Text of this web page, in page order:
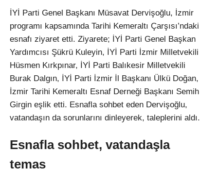
TikTok
İYİ Parti Genel Başkanı Müsavat Dervişoğlu, İzmir
programı kapsamında Tarihi Kemeraltı Çarşısı’ndaki
esnafı ziyaret etti. Ziyarete; İYİ Parti Genel Başkan
Yardımcısı Şükrü Kuleyin, İYİ Parti İzmir Milletvekili
Hüsmen Kırkpınar, İYİ Parti Balıkesir Milletvekili
Burak Dalgın, İYİ Parti İzmir İl Başkanı Ülkü Doğan,
İzmir Tarihi Kemeraltı Esnaf Derneği Başkanı Semih
Girgin eşlik etti. Esnafla sohbet eden Dervişoğlu,
vatandaşın da sorunlarını dinleyerek, taleplerini aldı.
Esnafla sohbet, vatandaşla
temas